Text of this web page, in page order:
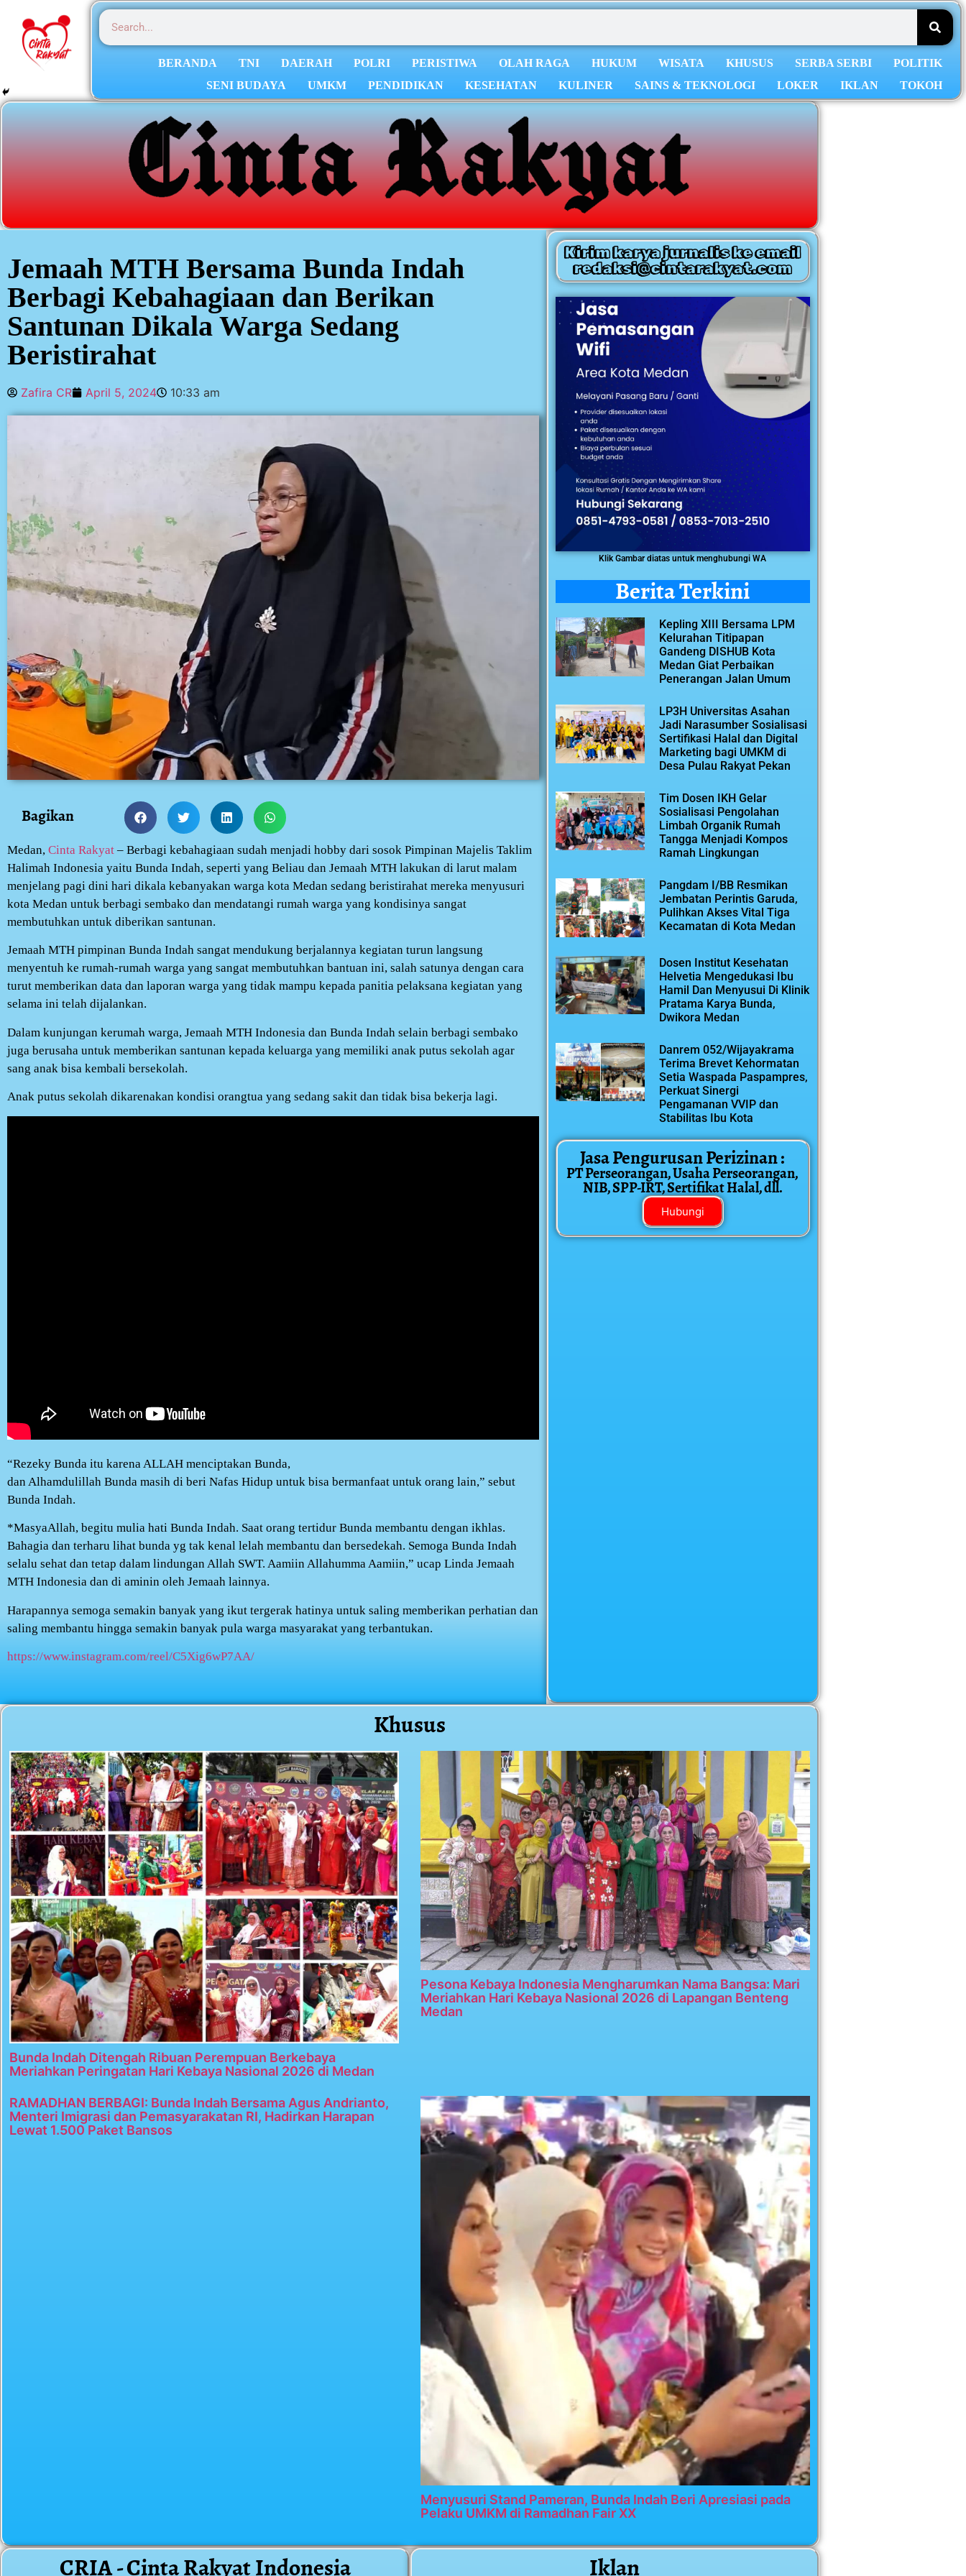
BERANDA TNI DAERAH POLRI PERISTIWA OLAH RAGA HUKUM WISATA KHUSUS SERBA SERBI
POLITIK
SENI BUDAYA
UMKM PENDIDIKAN KESEHATAN KULINER SAINS & TEKNOLOGI LOKER IKLAN TOKOH
Jemaah MTH Bersama Bunda Indah
Berbagi Kebahagiaan dan Berikan
Santunan Dikala Warga Sedang
Beristirahat
Zafira CR April 5, 2024 10:33 am
Bagikan
Medan, Cinta Rakyat – Berbagi kebahagiaan sudah menjadi hobby dari sosok Pimpinan Majelis Taklim
Halimah Indonesia yaitu Bunda Indah, seperti yang Beliau dan Jemaah MTH lakukan di larut malam
menjelang pagi dini hari dikala kebanyakan warga kota Medan sedang beristirahat mereka menyusuri
kota Medan untuk berbagi sembako dan mendatangi rumah warga yang kondisinya sangat
membutuhkan untuk diberikan santunan.
Jemaah MTH pimpinan Bunda Indah sangat mendukung berjalannya kegiatan turun langsung
menyentuh ke rumah-rumah warga yang sangat membutuhkan bantuan ini, salah satunya dengan cara
turut memberikan data dan laporan warga yang tidak mampu kepada panitia pelaksana kegiatan yang
selama ini telah dijalankan.
Dalam kunjungan kerumah warga, Jemaah MTH Indonesia dan Bunda Indah selain berbagi sembako
juga berusaha untuk memberikan santunan kepada keluarga yang memiliki anak putus sekolah agar
sang anak bisa kembali bersekolah.
Anak putus sekolah dikarenakan kondisi orangtua yang sedang sakit dan tidak bisa bekerja lagi.
“Rezeky Bunda itu karena ALLAH menciptakan Bunda,
dan Alhamdulillah Bunda masih di beri Nafas Hidup untuk bisa bermanfaat untuk orang lain,” sebut
Bunda Indah.
*MasyaAllah, begitu mulia hati Bunda Indah. Saat orang tertidur Bunda membantu dengan ikhlas.
Bahagia dan terharu lihat bunda yg tak kenal lelah membantu dan bersedekah. Semoga Bunda Indah
selalu sehat dan tetap dalam lindungan Allah SWT. Aamiin Allahumma Aamiin,” ucap Linda Jemaah
MTH Indonesia dan di aminin oleh Jemaah lainnya.
Harapannya semoga semakin banyak yang ikut tergerak hatinya untuk saling memberikan perhatian dan
saling membantu hingga semakin banyak pula warga masyarakat yang terbantukan.
https://www.instagram.com/reel/C5Xig6wP7AA/
Kirim karya jurnalis ke email
redaksi@cintarakyat.com
Klik Gambar diatas untuk menghubungi WA
Berita Terkini
Kepling XIII Bersama LPM
Kelurahan Titipapan
Gandeng DISHUB Kota
Medan Giat Perbaikan
Penerangan Jalan Umum
LP3H Universitas Asahan
Jadi Narasumber Sosialisasi
Sertifikasi Halal dan Digital
Marketing bagi UMKM di
Desa Pulau Rakyat Pekan
Tim Dosen IKH Gelar
Sosialisasi Pengolahan
Limbah Organik Rumah
Tangga Menjadi Kompos
Ramah Lingkungan
Pangdam I/BB Resmikan
Jembatan Perintis Garuda,
Pulihkan Akses Vital Tiga
Kecamatan di Kota Medan
Dosen Institut Kesehatan
Helvetia Mengedukasi Ibu
Hamil Dan Menyusui Di Klinik
Pratama Karya Bunda,
Dwikora Medan
Danrem 052/Wijayakrama
Terima Brevet Kehormatan
Setia Waspada Paspampres,
Perkuat Sinergi
Pengamanan VVIP dan
Stabilitas Ibu Kota
Jasa Pengurusan Perizinan :
PT Perseorangan, Usaha Perseorangan,
NIB, SPP-IRT, Sertifikat Halal, dll.
Hubungi
Khusus
Bunda Indah Ditengah Ribuan Perempuan Berkebaya
Meriahkan Peringatan Hari Kebaya Nasional 2026 di Medan
Pesona Kebaya Indonesia Mengharumkan Nama Bangsa: Mari
Meriahkan Hari Kebaya Nasional 2026 di Lapangan Benteng
Medan
RAMADHAN BERBAGI: Bunda Indah Bersama Agus Andrianto,
Menteri Imigrasi dan Pemasyarakatan RI, Hadirkan Harapan
Lewat 1.500 Paket Bansos
Menyusuri Stand Pameran, Bunda Indah Beri Apresiasi pada
Pelaku UMKM di Ramadhan Fair XX
CRIA - Cinta Rakyat Indonesia Iklan